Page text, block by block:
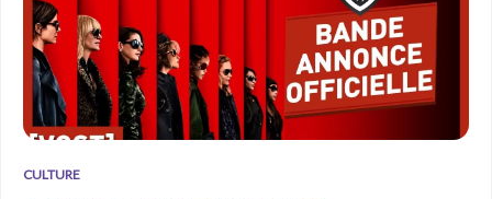
CULTURE